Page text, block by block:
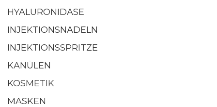
HYALURONIDASE
INJEKTIONSNADELN
INJEKTIONSSPRITZE
KANÜLEN
KOSMETIK
MASKEN